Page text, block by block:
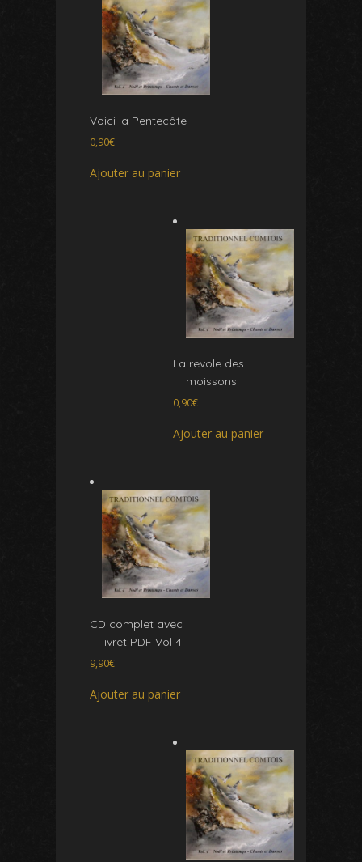
Voici la Pentecôte
0,90€
Ajouter au panier
La revole des
moissons
0,90€
Ajouter au panier
CD complet avec
livret PDF Vol 4
9,90€
Ajouter au panier